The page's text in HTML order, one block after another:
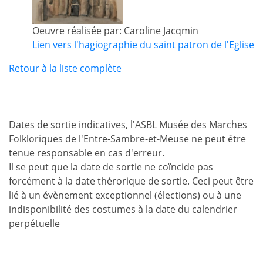
Oeuvre réalisée par: Caroline Jacqmin
Lien vers l'hagiographie du saint patron de l'Eglise
Retour à la liste complète
Dates de sortie indicatives, l'ASBL Musée des Marches
Folkloriques de l'Entre-Sambre-et-Meuse ne peut être
tenue responsable en cas d'erreur.
Il se peut que la date de sortie ne coïncide pas
forcément à la date thérorique de sortie. Ceci peut être
lié à un évènement exceptionnel (élections) ou à une
indisponibilité des costumes à la date du calendrier
perpétuelle